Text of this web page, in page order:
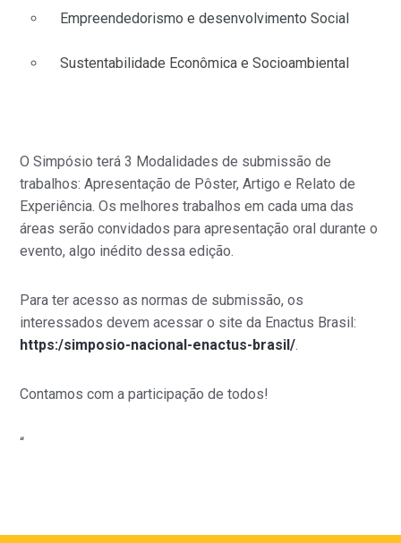
Empreendedorismo e desenvolvimento Social
Sustentabilidade Econômica e Socioambiental
O Simpósio terá 3 Modalidades de submissão de
trabalhos: Apresentação de Pôster, Artigo e Relato de
Experiência. Os melhores trabalhos em cada uma das
áreas serão convidados para apresentação oral durante o
evento, algo inédito dessa edição.
Para ter acesso as normas de submissão, os
interessados devem acessar o site da Enactus Brasil:
https:/simposio-nacional-enactus-brasil/.
Contamos com a participação de todos!
“